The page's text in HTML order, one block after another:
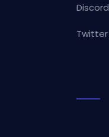
Discord
Twitter